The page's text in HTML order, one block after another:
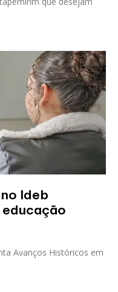
Ideb
Avanços Históricos em